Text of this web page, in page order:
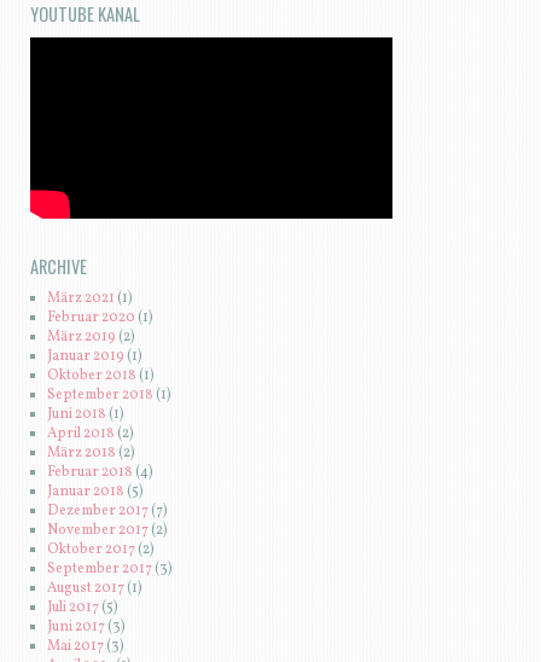
YOUTUBE KANAL
ARCHIVE
März 2021(1)
Februar 2020 (1)
März 2019 (2)
Januar 2019 (1)
Oktober 2018(1)
September 2018 (1)
Juni 2018 (1)
April 2018(2)
März 2018 (2)
Februar 2018(4)
Januar 2018 (5)
Dezember 2017(7)
November 2017(2)
Oktober 2017(2)
September 2017(3)
August 2017(1)
Juli 2017(5)
Juni 2017(3)
Mai 2017(3)